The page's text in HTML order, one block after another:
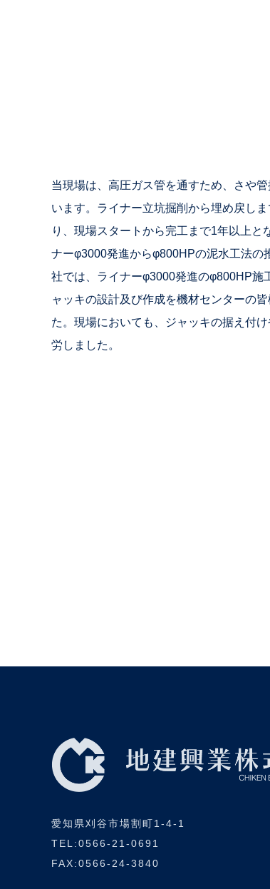
当現場は、高圧ガス管を通すため、さや
います。ライナー立坑掘削から埋め戻し
り、現場スタートから完工まで1年以上と
ナーφ3000発進からφ800HPの泥水工法の
社では、ライナーφ3000発進のφ800HP施
ャッキの設計及び作成を機材センターの
た。現場においても、ジャッキの据え付
労しました。
愛知県刈谷市場割町1-4-1
TEL:0566-21-0691
FAX:0566-24-3840